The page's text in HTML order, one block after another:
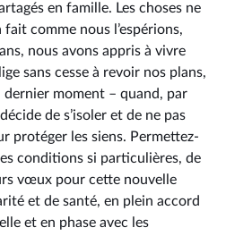
en famille. Les choses ne
comme nous l’espérions,
nous avons appris à vivre
sans cesse à revoir nos plans,
moment –⁠ quand, par
de s’isoler et de ne pas
protéger les siens. Permettez-
conditions si particulières, de
vœux pour cette nouvelle
et de santé, en plein accord
et en phase avec les